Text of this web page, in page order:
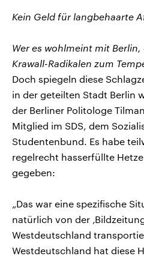
Kein Geld für langbehaarte
Wer es wohlmeint mit
Krawall-Radikalen zum
Doch spiegeln diese
in der geteilten Stadt Berlin
der Berliner Politologe
Mitglied im SDS, dem
Studentenbund. Es habe
regelrecht hasserfüllte
gegeben:
„Das war eine spezifische
natürlich von der
Westdeutschland
Westdeutschland hat diese